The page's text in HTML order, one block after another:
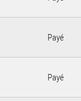
Payé
Payé